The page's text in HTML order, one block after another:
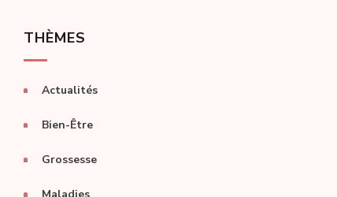
THÈMES
Actualités
Bien-Être
Grossesse
Maladies